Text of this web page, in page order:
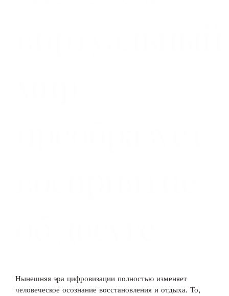
Нынешняя эра цифровизации полностью изменяет
человеческое осознание восстановления и отдыха. То,